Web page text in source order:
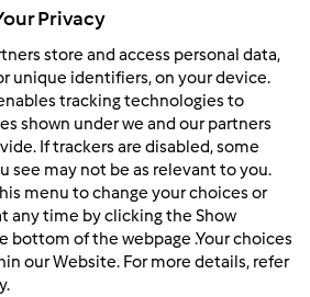
Membro desde : 30.12.2013
que usei ontem nos
posso usar?:O
Privacy
store and access personal data,
unique identifiers, on your device.
tracking technologies to
shown under we and our partners
If trackers are disabled, some
see may not be as relevant to you.
menu to change your choices or
any time by clicking the Show
bottom of the webpage .Your choices
our Website. For more details, refer